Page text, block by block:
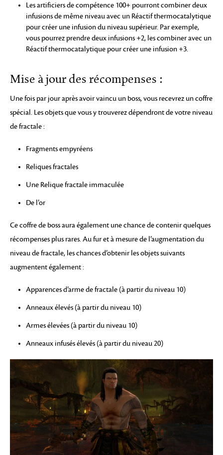
Les artificiers de compétence 100+ pourront combiner deux
infusions de même niveau avec un Réactif thermocatalytique
pour créer une infusion du niveau supérieur. Par exemple,
vous pourrez prendre deux infusions +2, les combiner avec un
Réactif thermocatalytique pour créer une infusion +3.
Mise à jour des récompenses :
Une fois par jour après avoir vaincu un boss, vous recevrez un coffre
spécial. Les objets que vous y trouverez dépendront de votre niveau
de fractale :
Fragments empyréens
Reliques fractales
Une Relique fractale immaculée
De l’or
Ce coffre de boss aura également une chance de contenir quelques
récompenses plus rares. Au fur et à mesure de l’augmentation du
niveau de fractale, les chances d’obtenir les objets suivants
augmentent également :
Apparences d’arme de fractale (à partir du niveau 10)
Anneaux élevés (à partir du niveau 10)
Armes élevées (à partir du niveau 10)
Anneaux infusés élevés (à partir du niveau 20)